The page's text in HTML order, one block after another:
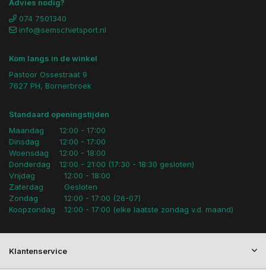
Advies nodig?
074 7501340
info@semschietsport.nl
Kom langs in de winkel
Pastoor Ossestraat 9
7627 PH, Bornerbroek
Standaard openingstijden
Maandag
Dinsdag
Woensdag
Donderdag
12:00 - 17:00
12:00 - 17:00
12:00 - 18:00
12:00 - 21:00 (17:30 - 18:30 gesloten)
Vrijdag
Zaterdag
Zondag
Koopzondag
12:00 - 18:00
Gesloten
12:00 - 17:00 (26-07)
12:00 - 17:00 (elke laatste zondag v.d. maand)
Klantenservice